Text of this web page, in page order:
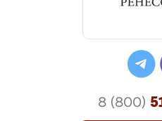
8 (800)